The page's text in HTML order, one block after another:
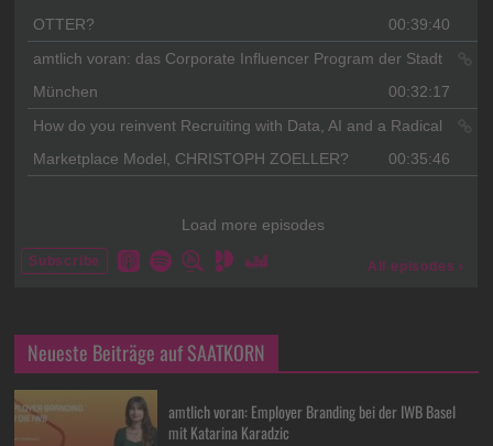
Neueste Beiträge auf SAATKORN
amtlich voran: Employer Branding bei der IWB Basel
mit Katarina Karadzic